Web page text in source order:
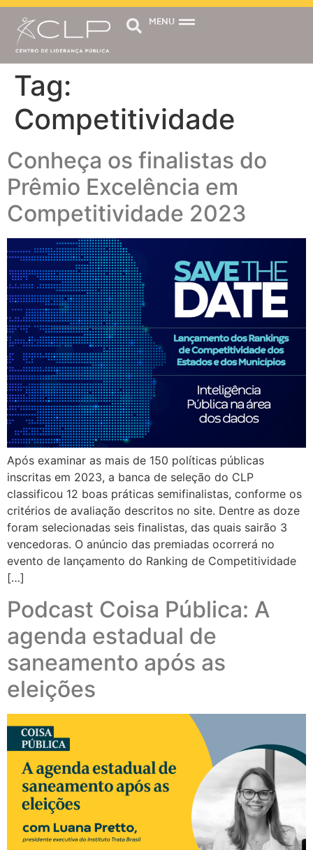
MENU
Tag:
Competitividade
Conheça os finalistas do
Prêmio Excelência em
Competitividade 2023
Após examinar as mais de 150 políticas públicas
inscritas em 2023, a banca de seleção do CLP
classificou 12 boas práticas semifinalistas, conforme os
critérios de avaliação descritos no site. Dentre as doze
foram selecionadas seis finalistas, das quais sairão 3
vencedoras. O anúncio das premiadas ocorrerá no
evento de lançamento do Ranking de Competitividade
[…]
Podcast Coisa Pública: A
agenda estadual de
saneamento após as
eleições